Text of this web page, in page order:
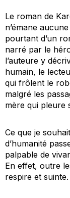
Le roman de
n’émane
pourtant d’un
narré par le
l’auteure y
humain, le
qui frôlent le
malgré les
mère qui pleure
Ce que je
d’humanité
palpable de
En effet, outre
respire et suinte.